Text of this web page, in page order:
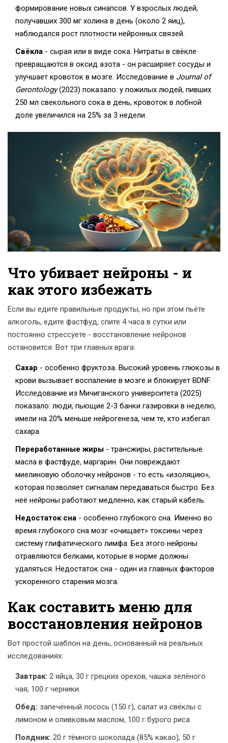
формирование новых синапсов. У взрослых людей,
получавших 300 мг холина в день (около 2 яиц),
наблюдался рост плотности нейронных связей.
Свёкла - сырая или в виде сока. Нитраты в свёкле
превращаются в оксид азота - он расширяет сосуды и
улучшает кровоток в мозге. Исследование в Journal of
Gerontology(2023) показало: у пожилых людей, пивших
250 мл свекольного сока в день, кровоток в лобной
доле увеличился на 25% за 3 недели.
Что убивает нейроны - и
как этого избежать
Если вы едите правильные продукты, но при этом пьёте
алкоголь, едите фастфуд, спите 4 часа в сутки или
постоянно стрессуете - восстановление нейронов
остановится. Вот три главных врага:
Сахар - особенно фруктоза. Высокий уровень глюкозы в
крови вызывает воспаление в мозге и блокирует BDNF.
Исследование из Мичиганского университета (2025)
показало: люди, пьющие 2-3 банки газировки в неделю,
имели на 20% меньше нейрогенеза, чем те, кто избегал
сахара.
Переработанные жиры - трансжиры, растительные
масла в фастфуде, маргарин. Они повреждают
миелиновую оболочку нейронов - то есть «изоляцию»,
которая позволяет сигналам передаваться быстро. Без
неё нейроны работают медленно, как старый кабель.
Недостаток сна - особенно глубокого сна. Именно во
время глубокого сна мозг «очищает» токсины через
систему глифатического лимфа. Без этого нейроны
отравляются белками, которые в норме должны
удаляться. Недостаток сна - один из главных факторов
ускоренного старения мозга.
Как составить меню для
восстановления нейронов
Вот простой шаблон на день, основанный на реальных
исследованиях:
Завтрак: 2 яйца, 30 г грецких орехов, чашка зелёного
чая, 100 г черники.
Обед: запечённый лосось (150 г), салат из свёклы с
лимоном и оливковым маслом, 100 г бурого риса.
Полдник: 20 г тёмного шоколада (85% какао), 50 г